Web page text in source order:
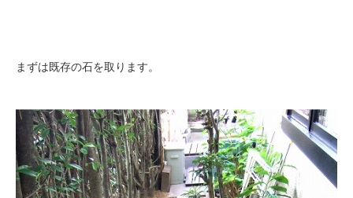
まずは既存の石を取ります。